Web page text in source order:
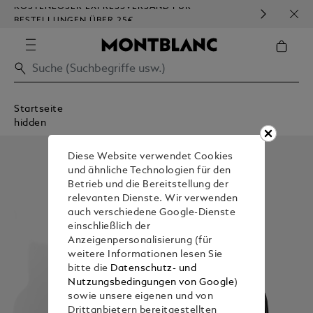
KOSTENLOSER EXPRESSVERSAND FÜR
BESTELLUNGEN ÜBER 25€
Startseite
hidden
Diese Website verwendet Cookies
und ähnliche Technologien für den
Betrieb und die Bereitstellung der
relevanten Dienste. Wir verwenden
auch verschiedene Google-Dienste
einschließlich der
Anzeigenpersonalisierung (für
weitere Informationen lesen Sie
bitte die Datenschutz- und
Nutzungsbedingungen von Google)
sowie unsere eigenen und von
Drittanbietern bereitgestellten